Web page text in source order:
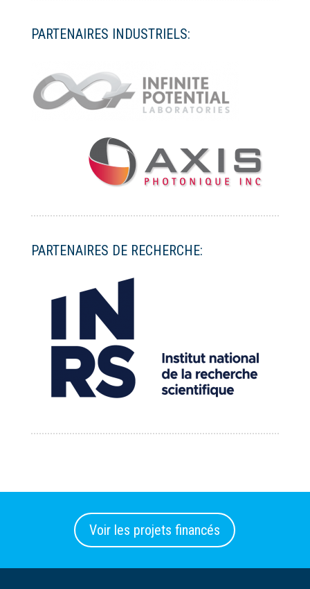
PARTENAIRES INDUSTRIELS:
PARTENAIRES DE RECHERCHE:
Voir les projets financés